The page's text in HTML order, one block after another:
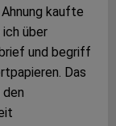
kaufte
über
und begriff
Das